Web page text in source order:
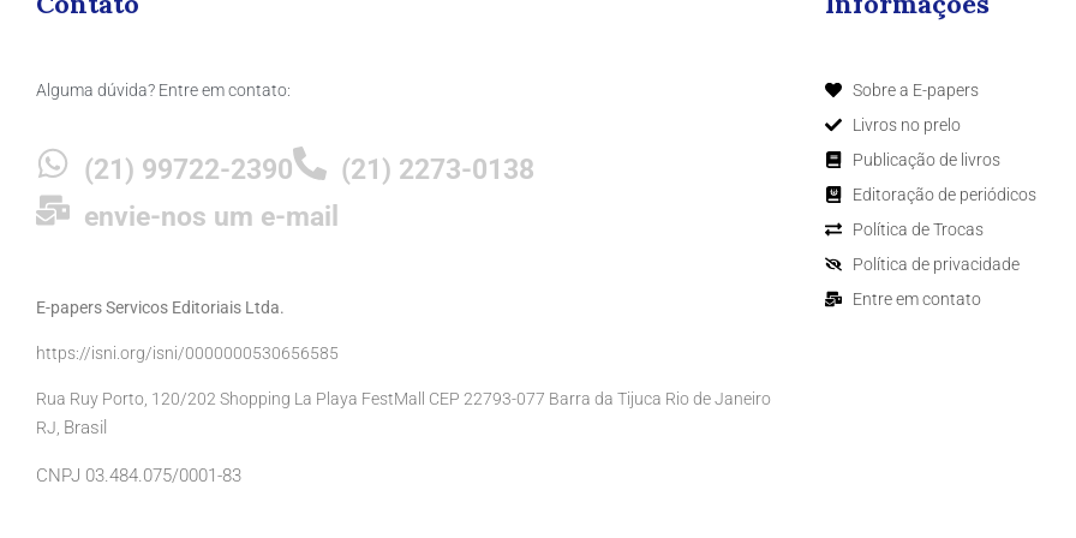
Alguma dúvida? Entre em contato:
(21) 99722-2390
(21) 2273-0138
envie-nos um e-mail
E-papers Servicos Editoriais Ltda.
https://isni.org/isni/0000000530656585
Rua Ruy Porto, 120/202 Shopping La Playa FestMall CEP 22793-077 Barra da Tijuca Rio de Janeiro
RJ, Brasil
CNPJ 03.484.075/0001-83
Sobre a E-papers
Livros no prelo
Publicação de livros
Editoração de periódicos
Política de Trocas
Política de privacidade
Entre em contato